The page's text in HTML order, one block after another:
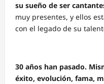
su sueño de ser
muy presentes, y ellos
con el legado de su
30 años han pasado.
éxito, evolución, fama,